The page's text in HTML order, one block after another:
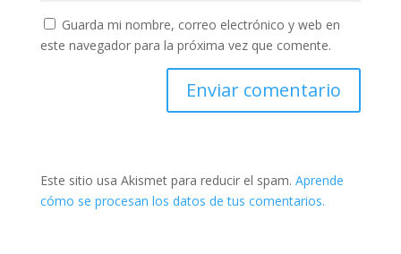
Guarda mi nombre, correo electrónico y web en
este navegador para la próxima vez que comente.
Este sitio usa Akismet para reducir el spam. Aprende
cómo se procesan los datos de tus comentarios.